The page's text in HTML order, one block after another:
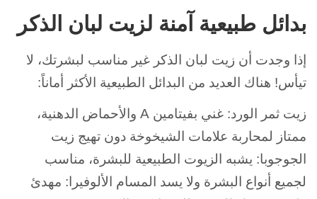
بدائل طبيعية آمنة لزيت لبان الذكر
إذا وجدت أن زيت لبان الذكر غير مناسب لبشرتك، لا
تيأس! هناك العديد من البدائل الطبيعية الأكثر أماناً:
زيت ثمر الورد: غني بفيتامين A والأحماض الدهنية،
ممتاز لمحاربة علامات الشيخوخة دون تهيج زيت
الجوجوبا: يشبه الزيوت الطبيعية للبشرة، مناسب
لجميع أنواع البشرة ولا يسد المسام الألوفيرا: مهدئ